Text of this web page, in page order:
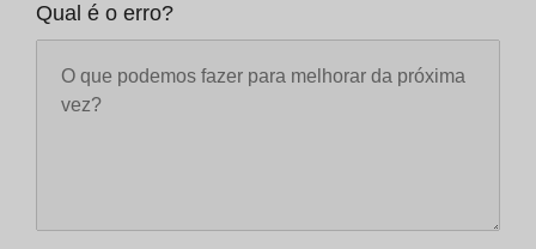
Qual é o erro?